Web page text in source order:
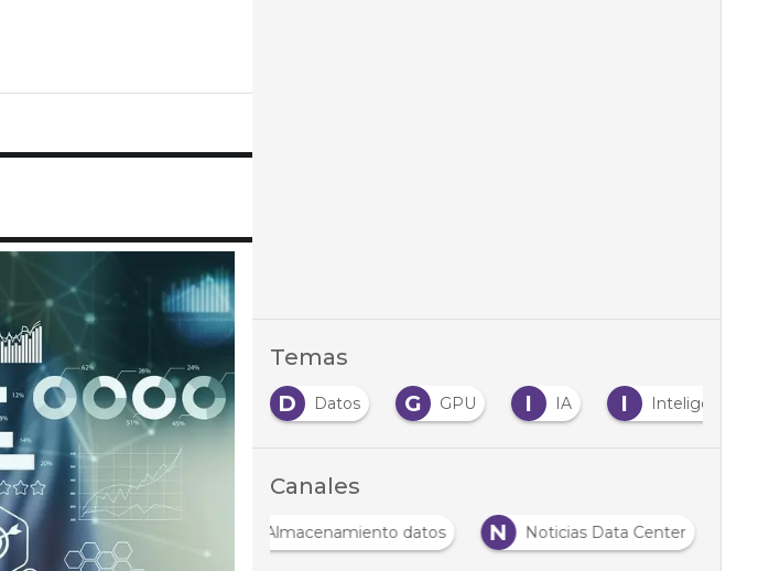
Temas
A
Almacenamiento D Datos G GPU I IA I Inteligencia
Canales
Almacenamiento datos N Noticias Data Center